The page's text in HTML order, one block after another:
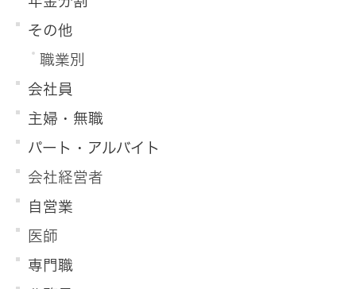
その他
職業別
会社員
主婦・無職
パート・アルバイト
会社経営者
自営業
医師
専門職